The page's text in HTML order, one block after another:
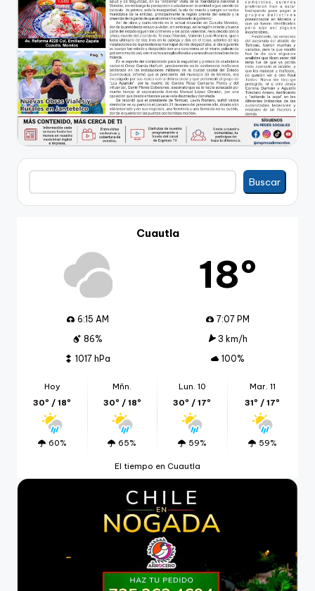
Buscar
Buscar
Cuautla
18º
6:15 AM
7:07 PM
86%
3 km/h
1017 hPa
100%
Hoy
30º / 18º
60%
Mñn.
30º / 18º
65%
Lun. 10
30º / 17º
59%
Mar. 11
31º / 17º
59%
El tiempo en Cuautla